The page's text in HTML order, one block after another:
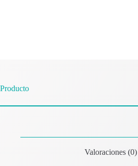
Producto
Valoraciones (0)